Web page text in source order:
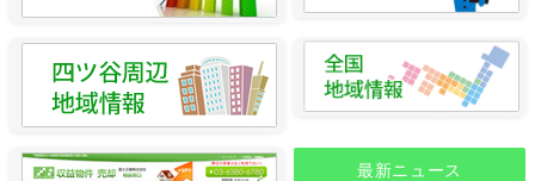
最新ニュース